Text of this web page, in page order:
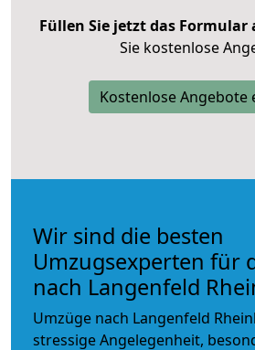
Füllen Sie jetzt das Formular
Sie kostenlose
Kostenlose Angebote
Wir sind die besten
Umzugsexperten für
nach Langenfeld
Umzüge nach Langenfeld
stressige Angelegenheit,